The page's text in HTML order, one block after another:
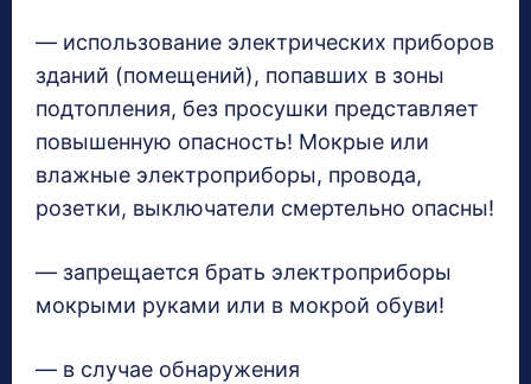
— использование электрических приборов
зданий (помещений), попавших в зоны
подтопления, без просушки представляет
повышенную опасность! Мокрые или
влажные электроприборы, провода,
розетки, выключатели смертельно опасны!
— запрещается брать электроприборы
мокрыми руками или в мокрой обуви!
— в случае обнаружения